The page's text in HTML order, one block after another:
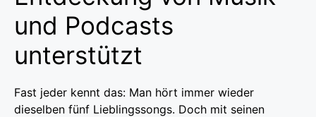
und Podcasts
unterstützt
Fast jeder kennt das: Man hört immer wieder
dieselben fünf Lieblingssongs. Doch mit seinen